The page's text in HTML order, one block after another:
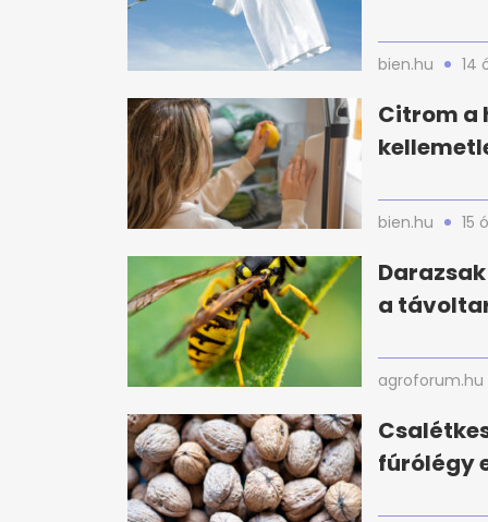
bien.hu 14
Citrom a
bien.hu 15
a
agroforum.hu
fúrólégy